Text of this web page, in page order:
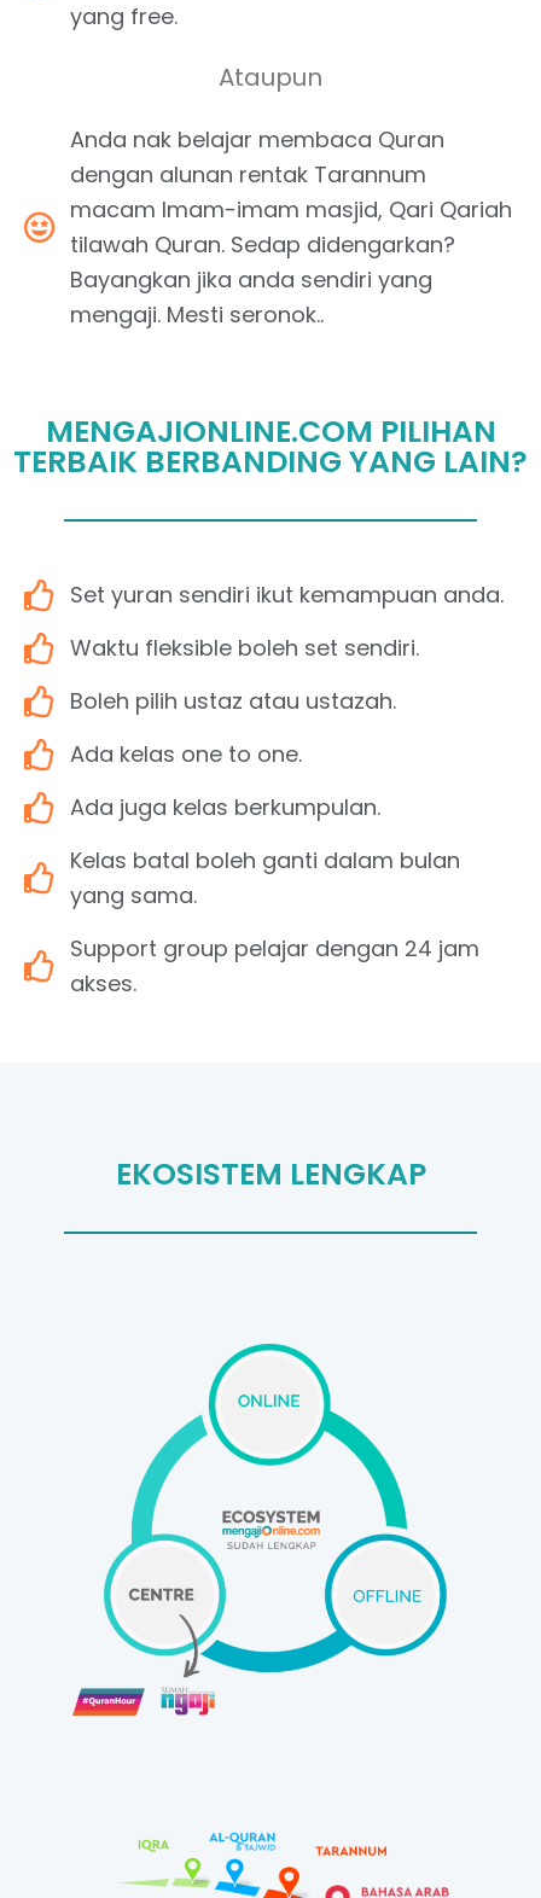
yang free.
Ataupun
Anda nak belajar membaca Quran
dengan alunan rentak Tarannum
macam Imam-imam masjid, Qari Qariah
tilawah Quran. Sedap didengarkan?
Bayangkan jika anda sendiri yang
mengaji. Mesti seronok..
MENGAJIONLINE.COM PILIHAN
TERBAIK BERBANDING YANG LAIN?
Set yuran sendiri ikut kemampuan anda.
Waktu fleksible boleh set sendiri.
Boleh pilih ustaz atau ustazah.
Ada kelas one to one.
Ada juga kelas berkumpulan.
Kelas batal boleh ganti dalam bulan
yang sama.
Support group pelajar dengan 24 jam
akses.
EKOSISTEM LENGKAP